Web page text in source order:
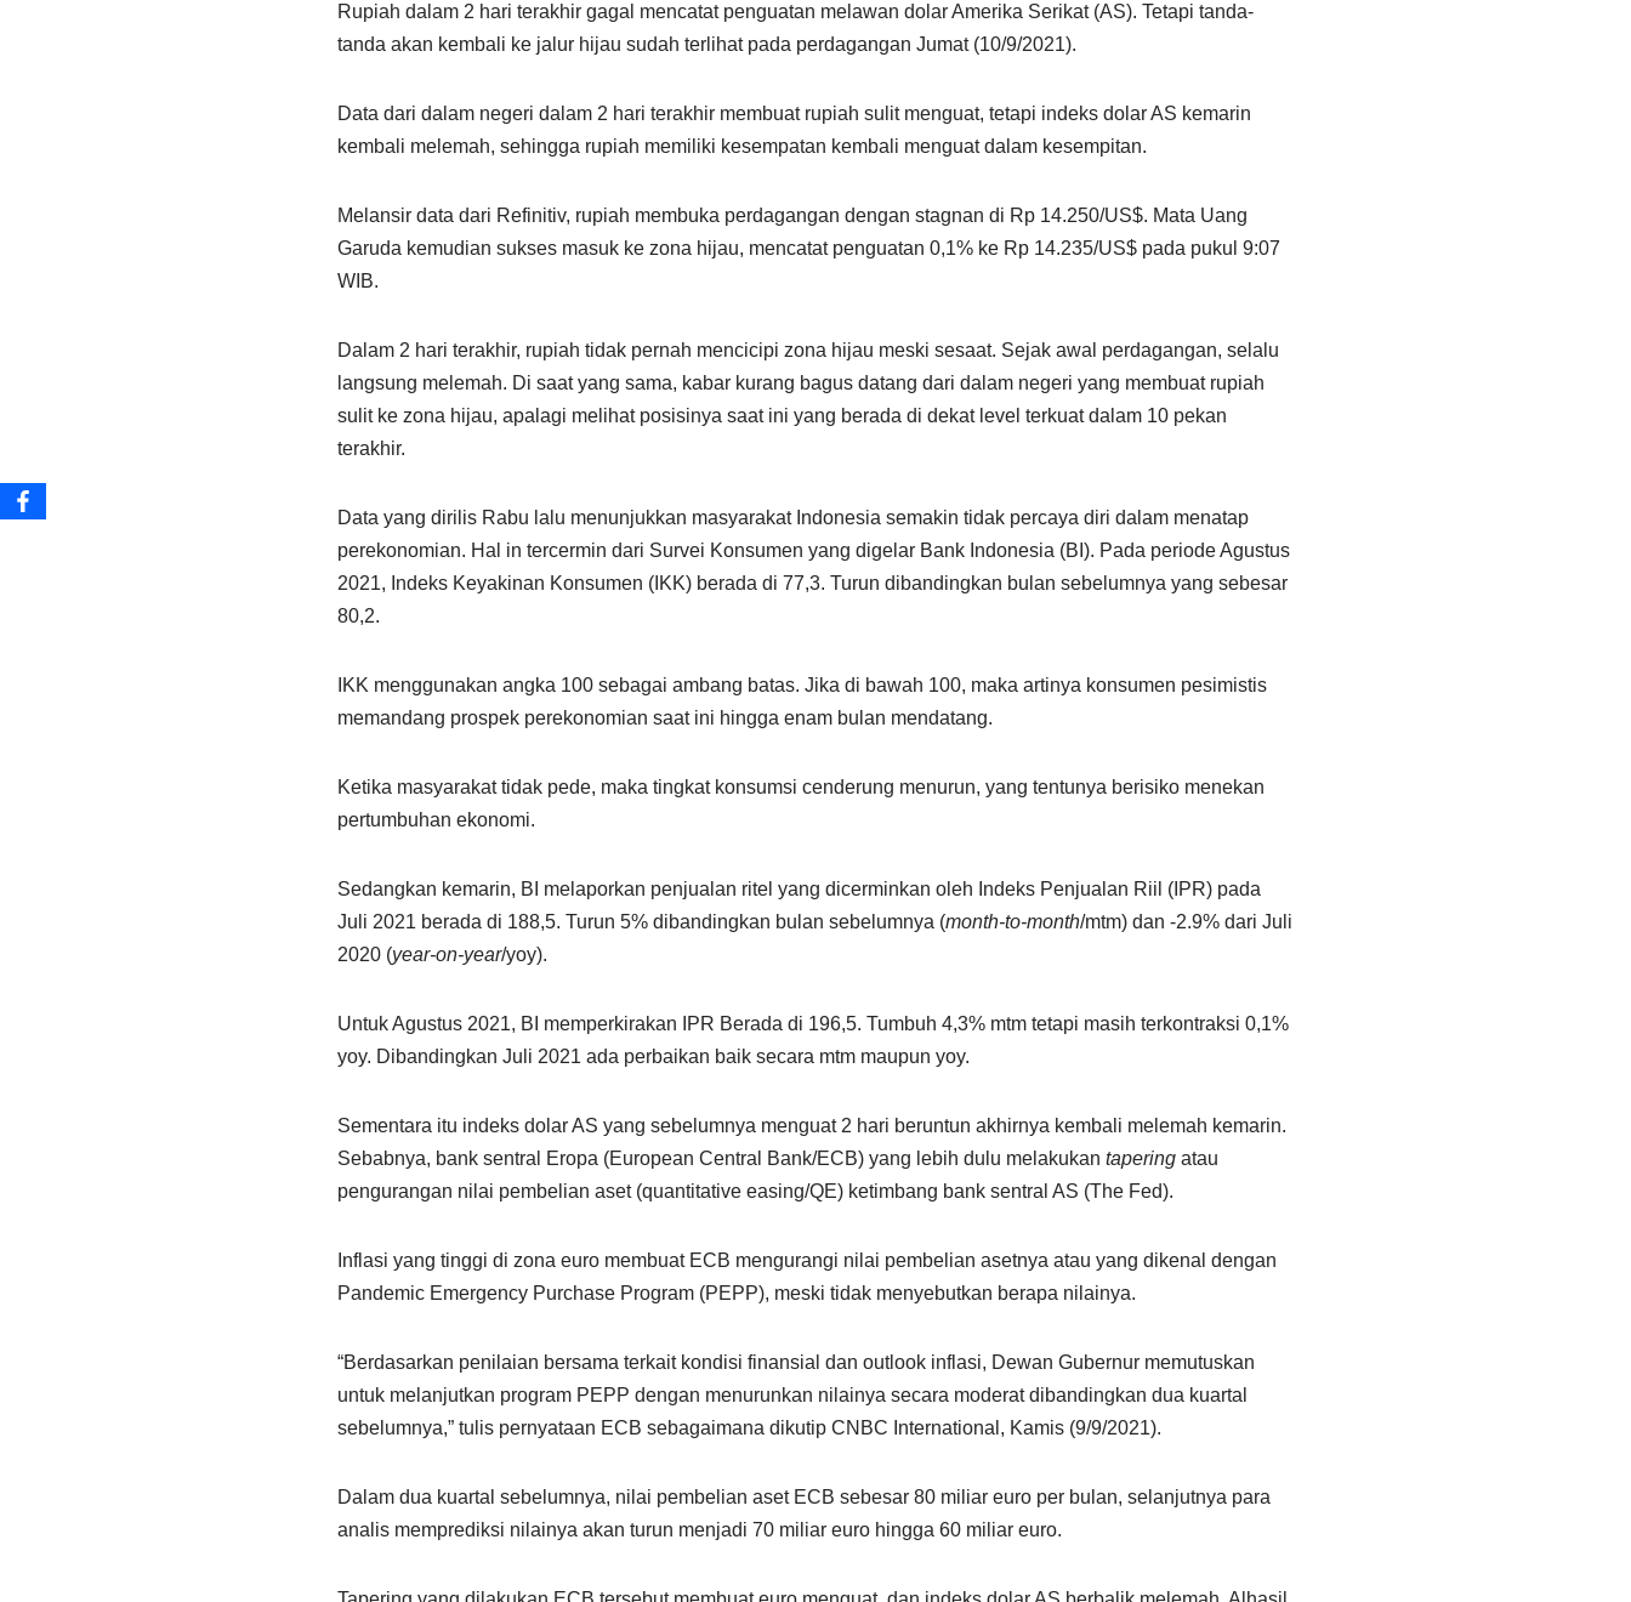
Rupiah dalam 2 hari terakhir gagal mencatat penguatan melawan dolar Amerika Serikat (AS). Tetapi tanda-
tanda akan kembali ke jalur hijau sudah terlihat pada perdagangan Jumat (10/9/2021).
Data dari dalam negeri dalam 2 hari terakhir membuat rupiah sulit menguat, tetapi indeks dolar AS kemarin
kembali melemah, sehingga rupiah memiliki kesempatan kembali menguat dalam kesempitan.
Melansir data dari Refinitiv, rupiah membuka perdagangan dengan stagnan di Rp 14.250/US$. Mata Uang
Garuda kemudian sukses masuk ke zona hijau, mencatat penguatan 0,1% ke Rp 14.235/US$ pada pukul 9:07
WIB.
Dalam 2 hari terakhir, rupiah tidak pernah mencicipi zona hijau meski sesaat. Sejak awal perdagangan, selalu
langsung melemah. Di saat yang sama, kabar kurang bagus datang dari dalam negeri yang membuat rupiah
sulit ke zona hijau, apalagi melihat posisinya saat ini yang berada di dekat level terkuat dalam 10 pekan
terakhir.
Data yang dirilis Rabu lalu menunjukkan masyarakat Indonesia semakin tidak percaya diri dalam menatap
perekonomian. Hal in tercermin dari Survei Konsumen yang digelar Bank Indonesia (BI). Pada periode Agustus
2021, Indeks Keyakinan Konsumen (IKK) berada di 77,3. Turun dibandingkan bulan sebelumnya yang sebesar
80,2.
IKK menggunakan angka 100 sebagai ambang batas. Jika di bawah 100, maka artinya konsumen pesimistis
memandang prospek perekonomian saat ini hingga enam bulan mendatang.
Ketika masyarakat tidak pede, maka tingkat konsumsi cenderung menurun, yang tentunya berisiko menekan
pertumbuhan ekonomi.
Sedangkan kemarin, BI melaporkan penjualan ritel yang dicerminkan oleh Indeks Penjualan Riil (IPR) pada
Juli 2021 berada di 188,5. Turun 5% dibandingkan bulan sebelumnya (month-to-month/mtm) dan -2.9% dari Juli
2020 (year-on-year/yoy).
Untuk Agustus 2021, BI memperkirakan IPR Berada di 196,5. Tumbuh 4,3% mtm tetapi masih terkontraksi 0,1%
yoy. Dibandingkan Juli 2021 ada perbaikan baik secara mtm maupun yoy.
Sementara itu indeks dolar AS yang sebelumnya menguat 2 hari beruntun akhirnya kembali melemah kemarin.
Sebabnya, bank sentral Eropa (European Central Bank/ECB) yang lebih dulu melakukan taperingatau
pengurangan nilai pembelian aset (quantitative easing/QE) ketimbang bank sentral AS (The Fed).
Inflasi yang tinggi di zona euro membuat ECB mengurangi nilai pembelian asetnya atau yang dikenal dengan
Pandemic Emergency Purchase Program (PEPP), meski tidak menyebutkan berapa nilainya.
“Berdasarkan penilaian bersama terkait kondisi finansial dan outlook inflasi, Dewan Gubernur memutuskan
untuk melanjutkan program PEPP dengan menurunkan nilainya secara moderat dibandingkan dua kuartal
sebelumnya,” tulis pernyataan ECB sebagaimana dikutip CNBC International, Kamis (9/9/2021).
Dalam dua kuartal sebelumnya, nilai pembelian aset ECB sebesar 80 miliar euro per bulan, selanjutnya para
analis memprediksi nilainya akan turun menjadi 70 miliar euro hingga 60 miliar euro.